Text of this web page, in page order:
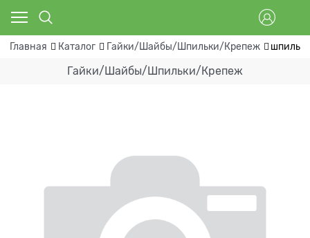
Главная Каталог Гайки/Шайбы/Шпильки/Крепеж
Гайки/Шайбы/Шпильки/Крепеж